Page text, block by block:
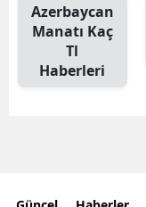
Azerbaycan
Manatı Kaç
Tl
Haberleri